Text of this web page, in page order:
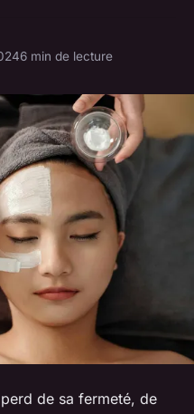
6 min de lecture
de sa fermeté, de